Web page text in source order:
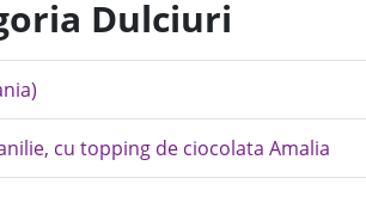
Dulciuri
cu topping de ciocolata Amalia